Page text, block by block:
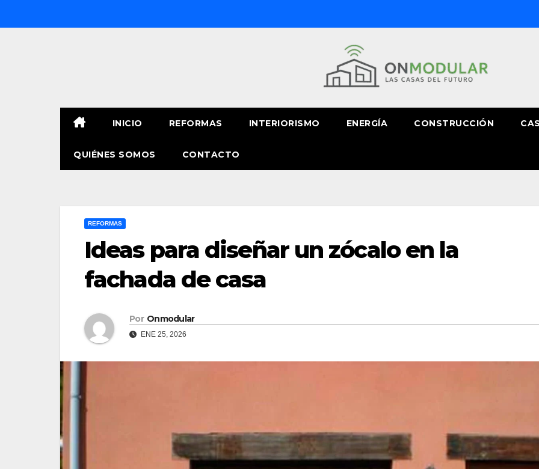
al
INICIO REFORMAS INTERIORISMO ENERGÍA CONSTRUCCIÓN
QUIÉNES SOMOS CONTACTO
REFORMAS
Ideas para diseñar un zócalo en la
fachada de casa
Por Onmodular
ENE 25, 2026